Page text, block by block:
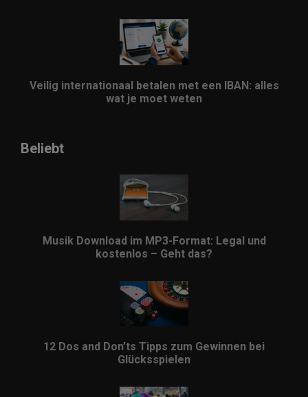
Veilig internationaal betalen met een IBAN: alles
wat je moet weten
Beliebt
Musik Download im MP3-Format: Legal und
kostenlos – Geht das?
12 Dos and Don’ts Tipps zum Gewinnen bei
Glücksspielen